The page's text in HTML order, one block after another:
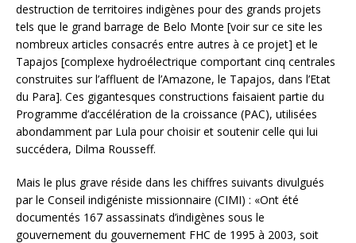
destruction de territoires indigènes pour des grands projets
tels que le grand barrage de Belo Monte [voir sur ce site les
nombreux articles consacrés entre autres à ce projet] et le
Tapajos [complexe hydroélectrique comportant cinq centrales
construites sur l’affluent de l’Amazone, le Tapajos, dans l’Etat
du Para]. Ces gigantesques constructions faisaient partie du
Programme d’accélération de la croissance (PAC), utilisées
abondamment par Lula pour choisir et soutenir celle qui lui
succédera, Dilma Rousseff.
Mais le plus grave réside dans les chiffres suivants divulgués
par le Conseil indigéniste missionnaire (CIMI) : «Ont été
documentés 167 assassinats d’indigènes sous le
gouvernement du gouvernement FHC de 1995 à 2003, soit